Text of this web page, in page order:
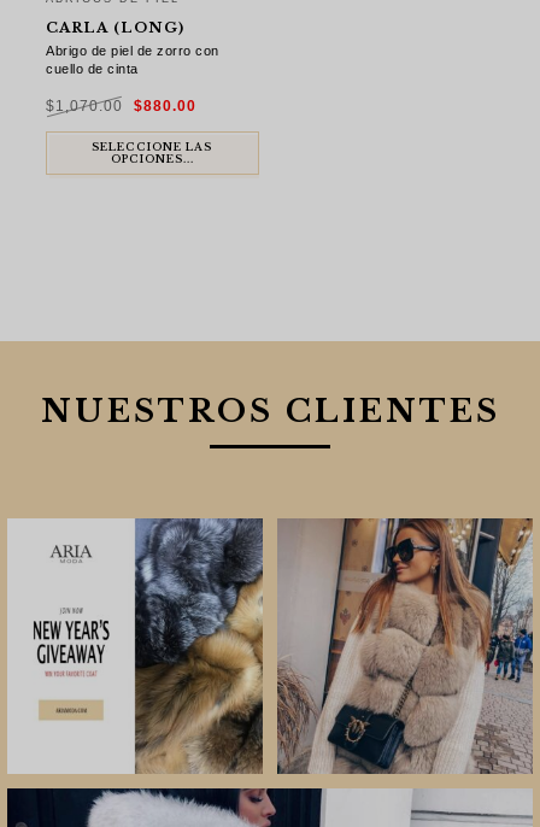
CARLA (LONG)
Abrigo de piel de zorro con
cuello de cinta
$1,070.00 precio
era:
$1,070.00.
$880.00
es:
$880.00.
SELECCIONE LAS
OPCIONES...
NUESTROS CLIENTES